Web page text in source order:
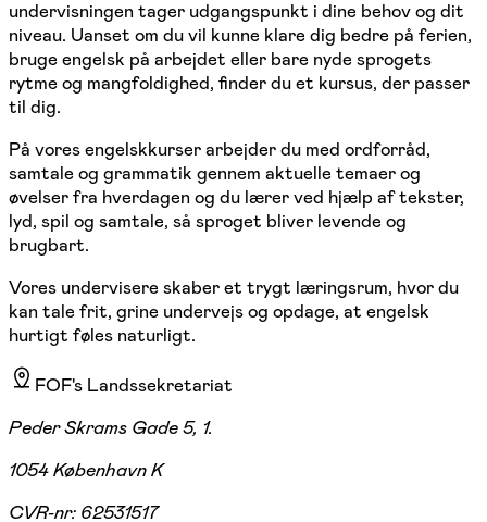
undervisningen tager udgangspunkt i dine behov og dit
niveau. Uanset om du vil kunne klare dig bedre på ferien,
bruge engelsk på arbejdet eller bare nyde sprogets
rytme og mangfoldighed, finder du et kursus, der passer
til dig.
På vores engelskkurser arbejder du med ordforråd,
samtale og grammatik gennem aktuelle temaer og
øvelser fra hverdagen og du lærer ved hjælp af tekster,
lyd, spil og samtale, så sproget bliver levende og
brugbart.
Vores undervisere skaber et trygt læringsrum, hvor du
kan tale frit, grine undervejs og opdage, at engelsk
hurtigt føles naturligt.
FOF's Landssekretariat
Peder Skrams Gade 5, 1.
1054 København K
CVR-nr: 62531517